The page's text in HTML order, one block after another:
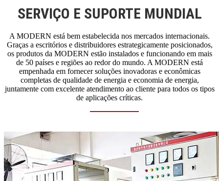
SERVIÇO E SUPORTE MUNDIAL
A MODERN está bem estabelecida nos mercados internacionais.
Graças a escritórios e distribuidores estrategicamente posicionados,
os produtos da MODERN estão instalados e funcionando em mais
de 50 países e regiões ao redor do mundo. A MODERN está
empenhada em fornecer soluções inovadoras e econômicas
completas de qualidade de energia e economia de energia,
juntamente com excelente atendimento ao cliente para todos os tipos
de aplicações críticas.